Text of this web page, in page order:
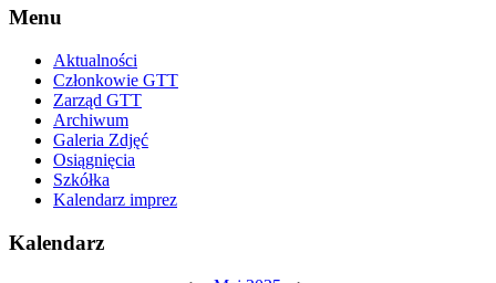
Menu
Aktualności
Członkowie GTT
Zarząd GTT
Archiwum
Galeria Zdjęć
Osiągnięcia
Szkółka
Kalendarz imprez
Kalendarz